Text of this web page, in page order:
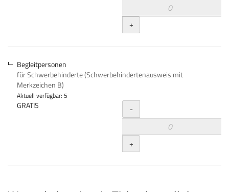
+
Begleitpersonen
für Schwerbehinderte (Schwerbehindertenausweis mit
Merkzeichen B)
Aktuell verfügbar: 5
GRATIS Menge
-
+